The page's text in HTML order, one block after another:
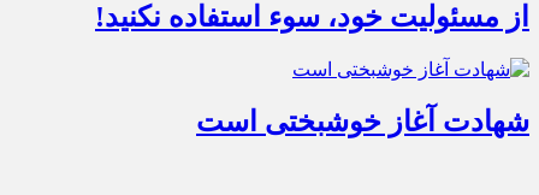
از مسئولیت خود، سوء استفاده نکنید!
شهادت آغاز خوشبختی است